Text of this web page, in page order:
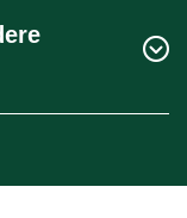
theebarals
in ons